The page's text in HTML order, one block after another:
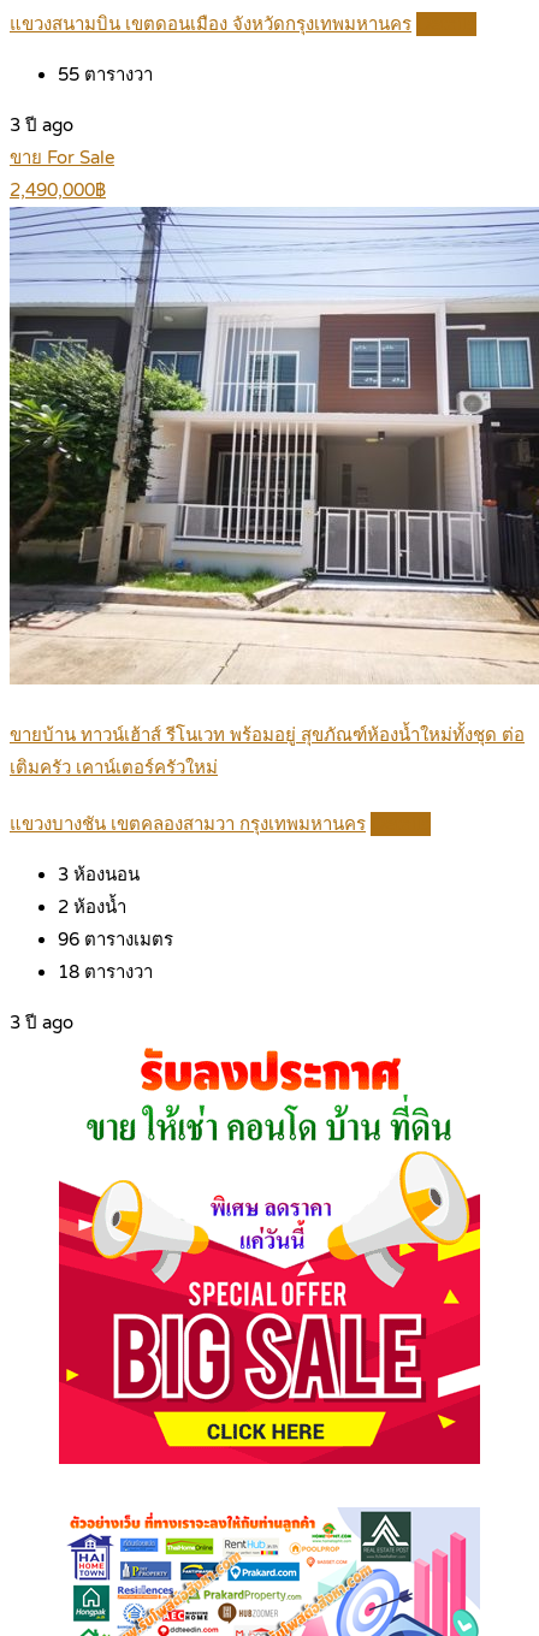
แขวงสนามบิน เขตดอนเมือง จังหวัดกรุงเทพมหานคร
55 ตารางวา
3 ปี ago
ขาย For Sale
2,490,000฿
ขายบ้าน ทาวน์เฮ้าส์ รีโนเวท พร้อมอยู่ สุขภัณฑ์ห้องน้ำใหม่ทั้งชุด ต่อ
เติมครัว เคาน์เตอร์ครัวใหม่
แขวงบางชัน เขตคลองสามวา กรุงเทพมหานคร
3 ห้องนอน
2 ห้องน้ำ
96 ตารางเมตร
18 ตารางวา
3 ปี ago